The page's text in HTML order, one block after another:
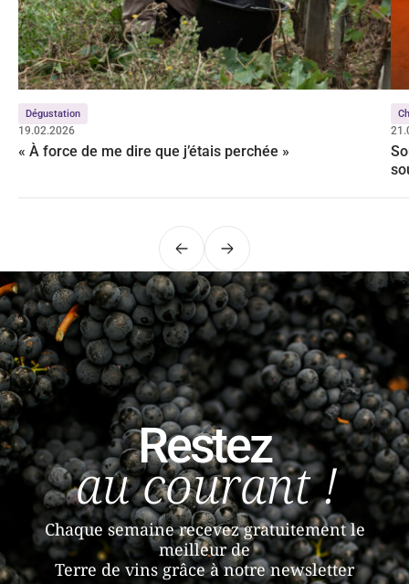
Dégustation
19.02.2026
« À force de me dire que j’étais perchée »
PrécédentSuivant
Restez
au courant !
Chaque semaine recevez gratuitement le
meilleur de
Terre de vins grâce à notre newsletter